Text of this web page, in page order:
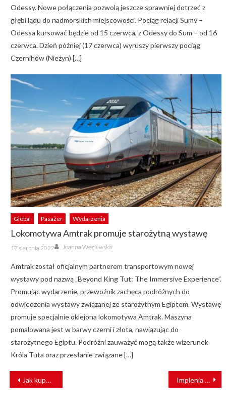
Odessy. Nowe połączenia pozwolą jeszcze sprawniej dotrzeć z
głębi lądu do nadmorskich miejscowości. Pociąg relacji Sumy –
Odessa kursować będzie od 15 czerwca, z Odessy do Sum – od 16
czerwca. Dzień później (17 czerwca) wyruszy pierwszy pociąg
Czernihów (Nieżyn) […]
Global Pasażer Wydarzenia
Lokomotywa Amtrak promuje starożytną wystawę
Posted
on
17 sierpnia 2022 Author
Joanna Węglewska
Amtrak został oficjalnym partnerem transportowym nowej
wystawy pod nazwą „Beyond King Tut: The Immersive Experience”.
Promując wydarzenie, przewoźnik zachęca podróżnych do
odwiedzenia wystawy związanej ze starożytnym Egiptem. Wystawę
promuje specjalnie oklejona lokomotywa Amtrak. Maszyna
pomalowana jest w barwy czerni i złota, nawiązując do
starożytnego Egiptu. Podróżni zauważyć mogą także wizerunek
Króla Tuta oraz przesłanie związane […]
NAWIGACJA
WPISU
Jak kupować tabor kolejowy: spotkanie z ekspertami 9 maja w Warszawie Implenia buduje najdłuższy most kolejowy w Norwegii